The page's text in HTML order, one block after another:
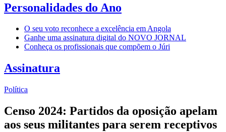
Personalidades do Ano
O seu voto reconhece a excelência em Angola
Ganhe uma assinatura digital do NOVO JORNAL
Conheça os profissionais que compõem o Júri
Assinatura
Política
Censo 2024: Partidos da oposição apelam
aos seus militantes para serem receptivos